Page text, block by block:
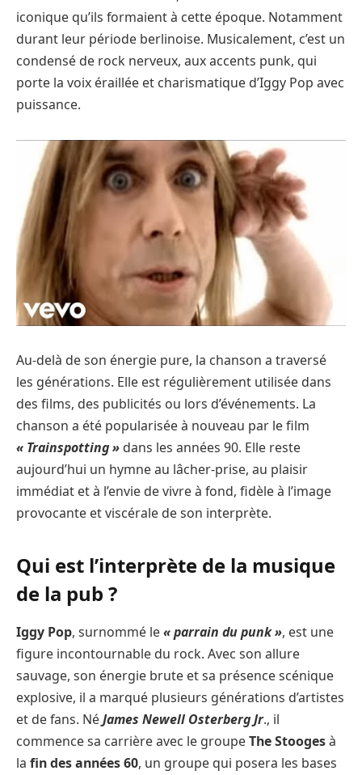
iconique qu’ils formaient à cette époque. Notamment
durant leur période berlinoise. Musicalement, c’est un
condensé de rock nerveux, aux accents punk, qui
porte la voix éraillée et charismatique d’Iggy Pop avec
puissance.
Au-delà de son énergie pure, la chanson a traversé
les générations. Elle est régulièrement utilisée dans
des films, des publicités ou lors d’événements. La
chanson a été popularisée à nouveau par le film
« Trainspotting » dans les années 90. Elle reste
aujourd’hui un hymne au lâcher-prise, au plaisir
immédiat et à l’envie de vivre à fond, fidèle à l’image
provocante et viscérale de son interprète.
Qui est l’interprète de la musique
de la pub ?
Iggy Pop, surnommé le« parrain du punk », est une
figure incontournable du rock. Avec son allure
sauvage, son énergie brute et sa présence scénique
explosive, il a marqué plusieurs générations d’artistes
et de fans. NéJames Newell Osterberg Jr., il
commence sa carrière avec le groupeThe Stoogesà
la fin des années 60, un groupe qui posera les bases